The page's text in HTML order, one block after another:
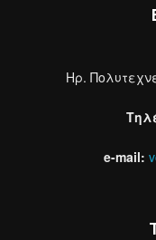
Ηρ.
e-mail: